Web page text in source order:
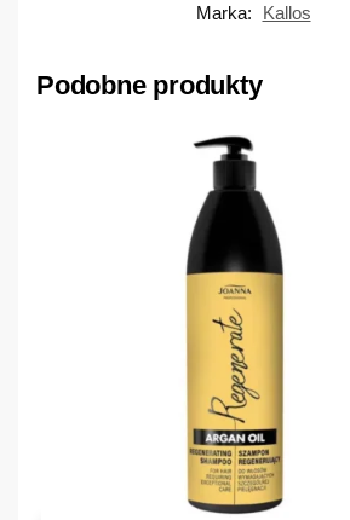
Marka:
Kallos
Podobne produkty